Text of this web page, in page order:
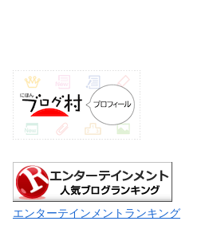
エンターテインメントランキング